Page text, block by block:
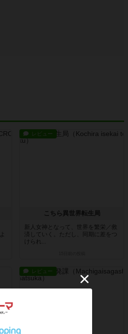
レビュー
こちら異世界転生局
新人女神となって、世界を繁栄／救
済していく。ただし、同期に差をつ
けられ...
レビュー